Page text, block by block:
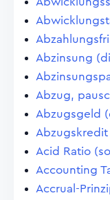
Abzinsung
Abzug,
Abzugsgeld
Acid Ratio
Accounting
Accrual-